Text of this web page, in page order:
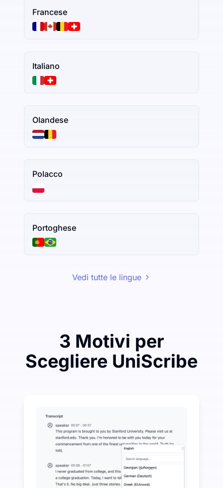
Francese
Italiano
Olandese
Polacco
Portoghese
Vedi tutte le lingue
3 Motivi per
Scegliere UniScribe
UniScribe offre 120 minuti di trascrizione gratuita
Ulteriori funzionalità AI disponibili oltre la
Genera automaticamente riassunti, mappe